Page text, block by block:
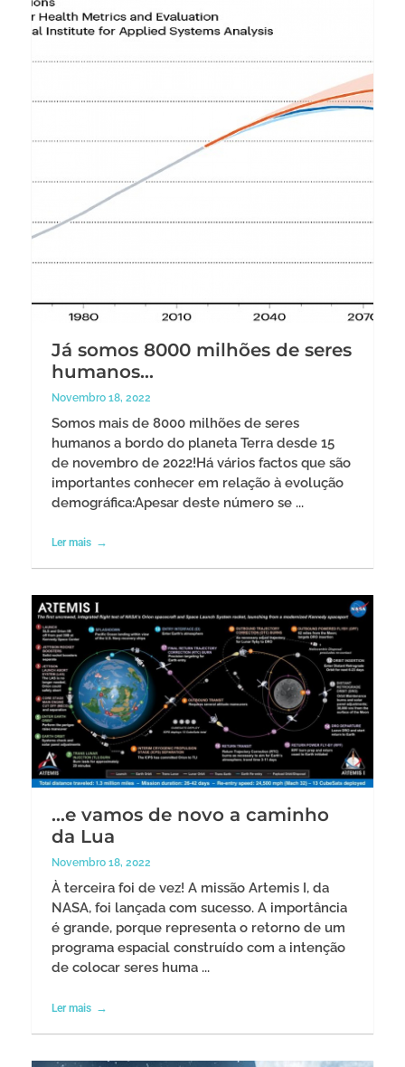
Já somos 8000 milhões de seres
humanos…
Novembro 18, 2022
Somos mais de 8000 milhões de seres
humanos a bordo do planeta Terra desde 15
de novembro de 2022!Há vários factos que são
importantes conhecer em relação à evolução
demográfica:Apesar deste número se ...
Ler mais
…e vamos de novo a caminho
da Lua
Novembro 18, 2022
À terceira foi de vez! A missão Artemis I, da
NASA, foi lançada com sucesso. A importância
é grande, porque representa o retorno de um
programa espacial construído com a intenção
de colocar seres huma ...
Ler mais